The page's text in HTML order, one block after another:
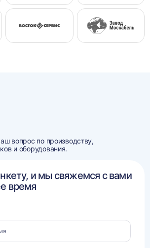
вопрос по производству,
и оборудования.
и мы свяжемся с вами
время